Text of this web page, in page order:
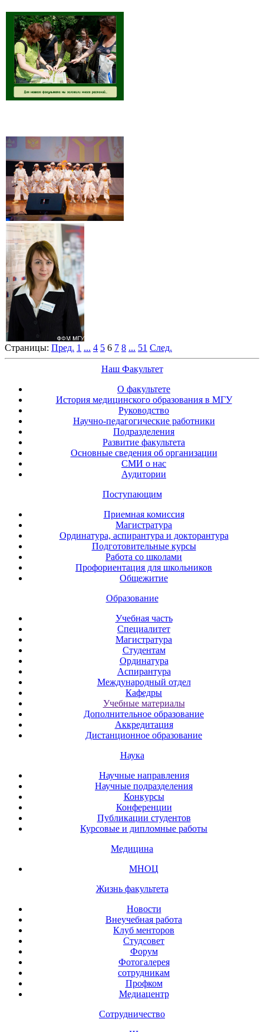
Страницы: Пред. 1 ... 4 5 6 7 8 ... 51 След.
Наш Факультет
О факультете
История медицинского образования в МГУ
Руководство
Научно-педагогические работники
Подразделения
Развитие факультета
Основные сведения об организации
СМИ о нас
Аудитории
Поступающим
Приемная комиссия
Магистратура
Ординатура, аспирантура и докторантура
Подготовительные курсы
Работа со школами
Профориентация для школьников
Общежитие
Образование
Учебная часть
Специалитет
Магистратура
Студентам
Ординатура
Аспирантура
Международный отдел
Кафедры
Учебные материалы
Дополнительное образование
Аккредитация
Дистанционное образование
Наука
Научные направления
Научные подразделения
Конкурсы
Конференции
Публикации студентов
Курсовые и дипломные работы
Медицина
МНОЦ
Жизнь факультета
Новости
Внеучебная работа
Клуб менторов
Студсовет
Форум
Фотогалерея
сотрудникам
Профком
Медиацентр
Сотрудничество